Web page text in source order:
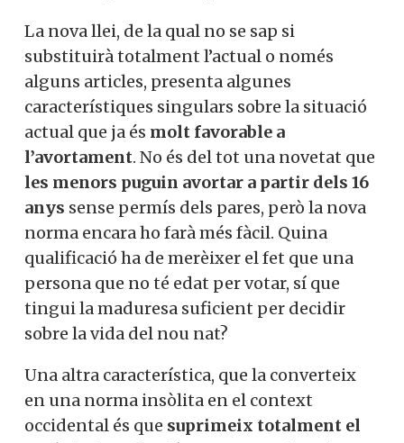
La nova llei, de la qual no se sap si
substituirà totalment l’actual o només
alguns articles, presenta algunes
característiques singulars sobre la situació
actual que ja és molt favorable a
l’avortament. No és del tot una novetat que
les menors puguin avortar a partir dels 16
anys sense permís dels pares, però la nova
norma encara ho farà més fàcil. Quina
qualificació ha de merèixer el fet que una
persona que no té edat per votar, sí que
tingui la maduresa suficient per decidir
sobre la vida del nou nat?
Una altra característica, que la converteix
en una norma insòlita en el context
occidental és que suprimeix totalment el